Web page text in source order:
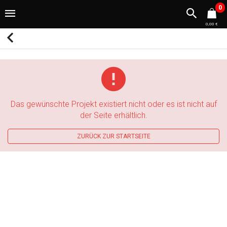
0
0,00 €
Das gewünschte Projekt existiert nicht oder es ist nicht auf
der Seite erhältlich.
ZURÜCK ZUR STARTSEITE